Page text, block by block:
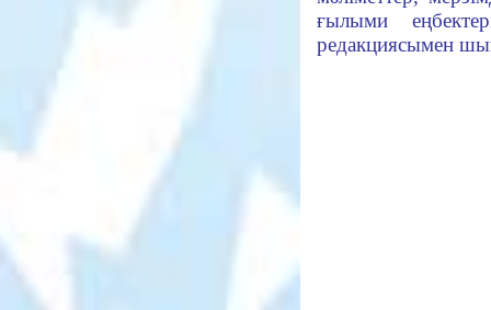
ғылыми
редакциясымен